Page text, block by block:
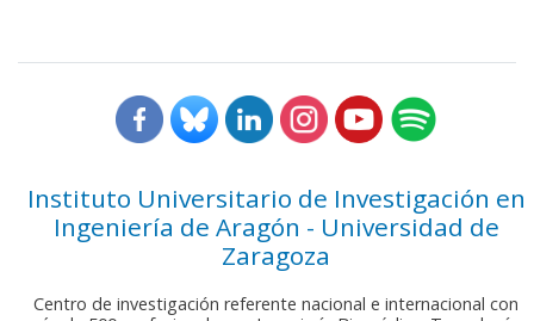
Instituto Universitario de Investigación en
Ingeniería de Aragón - Universidad de
Zaragoza
Centro de investigación referente nacional e internacional con